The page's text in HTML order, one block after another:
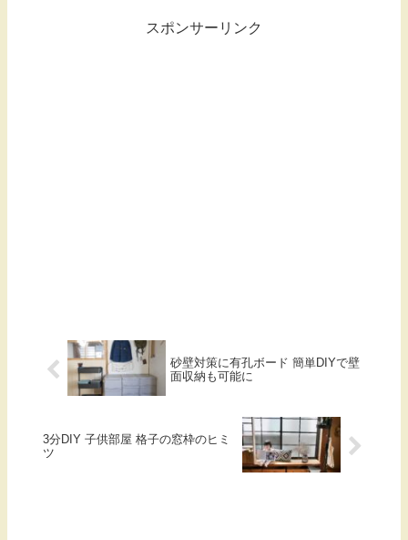
スポンサーリンク
砂壁対策に有孔ボード 簡単DIYで壁
面収納も可能に
3分DIY 子供部屋 格子の窓枠のヒミ
ツ